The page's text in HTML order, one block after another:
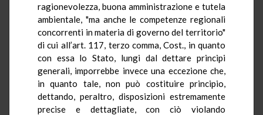
ragionevolezza, buona amministrazione e tutela
ambientale, "ma anche le competenze regionali
concorrenti in materia di governo del territorio"
di cui all’art. 117, terzo comma, Cost., in quanto
con essa lo Stato, lungi dal dettare principi
generali, imporrebbe invece una eccezione che,
in quanto tale, non può costituire principio,
dettando, peraltro, disposizioni estremamente
precise e dettagliate, con ciò violando